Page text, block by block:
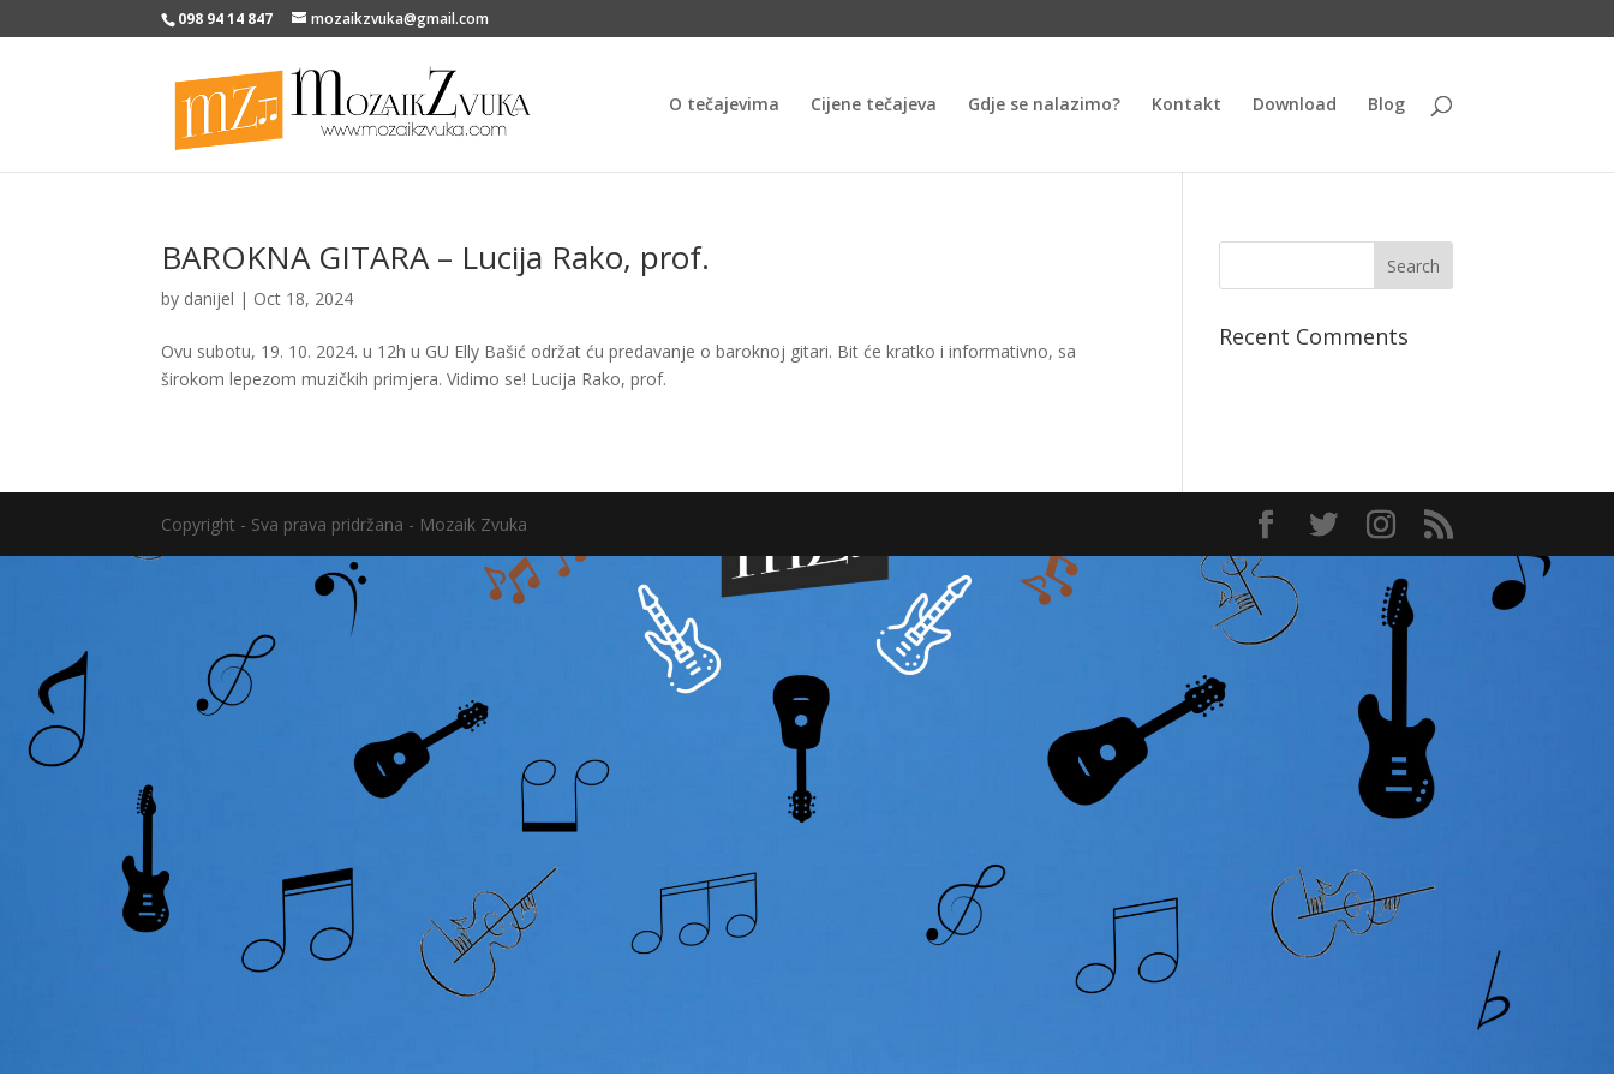
098 94 14 847 mozaikzvuka@gmail.com
O tečajevima Cijene tečajeva Gdje se nalazimo? Kontakt Download Blog
BAROKNA GITARA – Lucija Rako, prof.
by danijel | Oct 18, 2024
Ovu subotu, 19. 10. 2024. u 12h u GU Elly Bašić održat ću predavanje o baroknoj gitari. Bit će kratko i informativno, sa
širokom lepezom muzičkih primjera. Vidimo se! Lucija Rako, prof.
Recent Comments
Copyright - Sva prava pridržana - Mozaik Zvuka